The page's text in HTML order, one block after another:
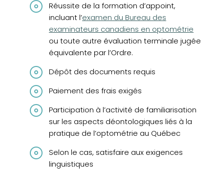
Réussite de la formation d’appoint,
incluant l’(opens in a new tab)
examen du Bureau des
examinateurs canadiens en optométrie
ou toute autre évaluation terminale jugée
équivalente par l’Ordre.
Dépôt des documents requis
Paiement des frais exigés
Participation à l’activité de familiarisation
sur les aspects déontologiques liés à la
pratique de l’optométrie au Québec
Selon le cas, satisfaire aux exigences
linguistiques